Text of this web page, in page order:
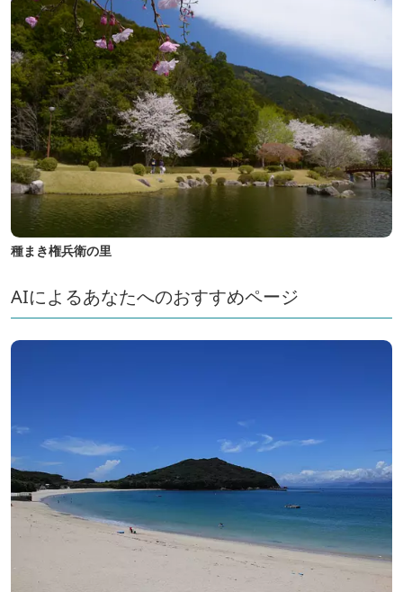
種まき権兵衛の里
AIによるあなたへのおすすめページ